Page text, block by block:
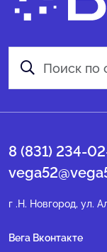
8 (831) 234-
г .Н. Новгород, ул.
Вега Вконтакте